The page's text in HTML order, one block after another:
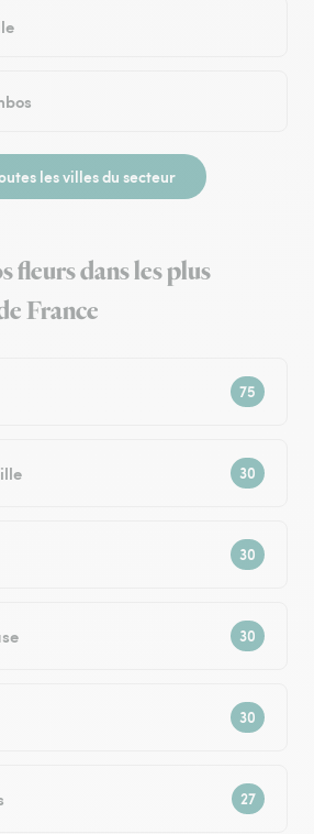
les villes du secteur
fleurs dans les plus
France